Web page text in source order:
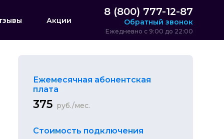
Акции
8 (800) 777-12-87
Обратный звонок
Ежедневно с 9:00 до 22:00
Ежемесячная абонентская
плата
375 руб./мес.
Стоимость подключения